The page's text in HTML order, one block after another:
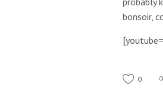
bonsoir,
0